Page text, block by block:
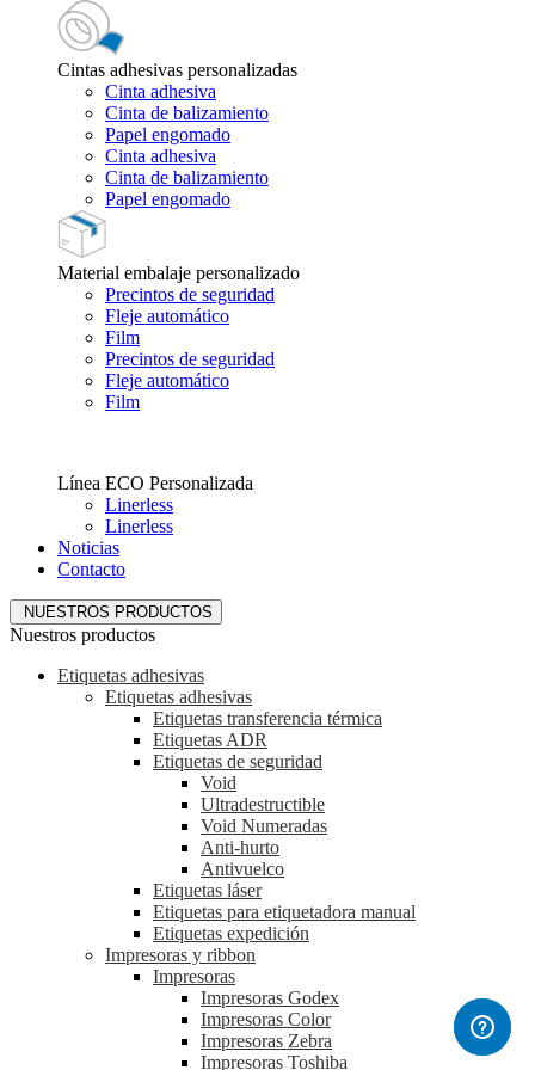
Cintas adhesivas personalizadas
Cinta adhesiva
Cinta de balizamiento
Papel engomado
Cinta adhesiva
Cinta de balizamiento
Papel engomado
Material embalaje personalizado
Precintos de seguridad
Fleje automático
Film
Precintos de seguridad
Fleje automático
Film
Línea ECO Personalizada
Linerless
Linerless
Noticias
Contacto
NUESTROS PRODUCTOS
Nuestros productos
Etiquetas adhesivas
Etiquetas adhesivas
Etiquetas transferencia térmica
Etiquetas ADR
Etiquetas de seguridad
Void
Ultradestructible
Void Numeradas
Anti-hurto
Antivuelco
Etiquetas láser
Etiquetas para etiquetadora manual
Etiquetas expedición
Impresoras y ribbon
Impresoras
Impresoras Godex
Impresoras Color
Impresoras Zebra
Impresoras Toshiba